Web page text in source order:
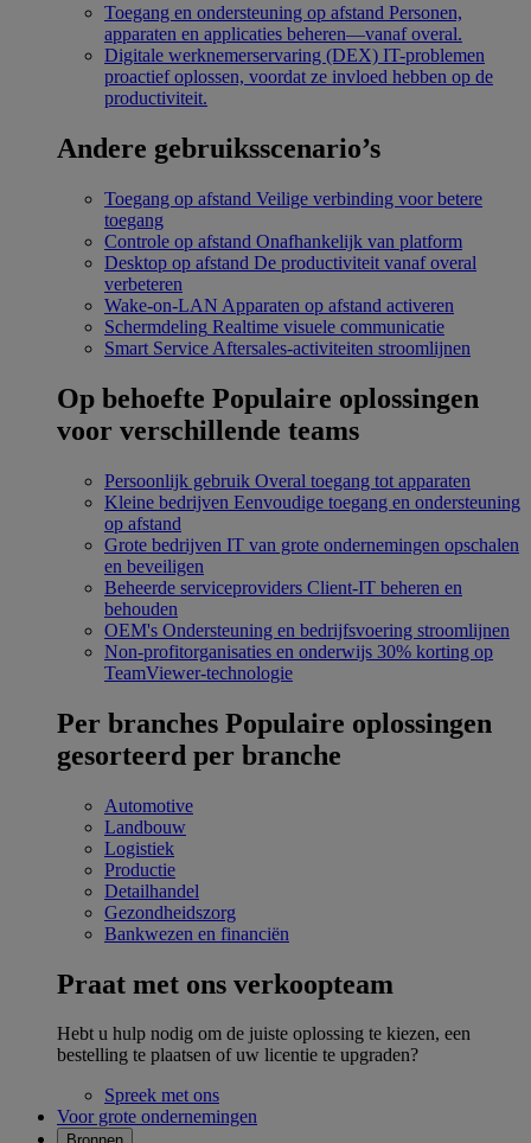
Toegang en ondersteuning op afstand Personen,
apparaten en applicaties beheren—vanaf overal.
Digitale werknemerservaring (DEX) IT-problemen
proactief oplossen, voordat ze invloed hebben op de
productiviteit.
Andere gebruiksscenario’s
Toegang op afstand Veilige verbinding voor betere
toegang
Controle op afstand Onafhankelijk van platform
Desktop op afstand De productiviteit vanaf overal
verbeteren
Wake-on-LAN Apparaten op afstand activeren
Schermdeling Realtime visuele communicatie
Smart Service Aftersales-activiteiten stroomlijnen
Op behoefte Populaire oplossingen
voor verschillende teams
Persoonlijk gebruik Overal toegang tot apparaten
Kleine bedrijven Eenvoudige toegang en ondersteuning
op afstand
Grote bedrijven IT van grote ondernemingen opschalen
en beveiligen
Beheerde serviceproviders Client-IT beheren en
behouden
OEM's Ondersteuning en bedrijfsvoering stroomlijnen
Non-profitorganisaties en onderwijs 30% korting op
TeamViewer-technologie
Per branches Populaire oplossingen
gesorteerd per branche
Automotive
Landbouw
Logistiek
Productie
Detailhandel
Gezondheidszorg
Bankwezen en financiën
Praat met ons verkoopteam
Hebt u hulp nodig om de juiste oplossing te kiezen, een
bestelling te plaatsen of uw licentie te upgraden?
Spreek met ons
Voor grote ondernemingen